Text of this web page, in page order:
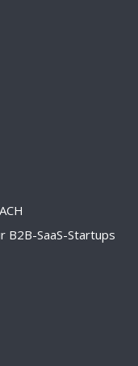
B2B-SaaS-Startups